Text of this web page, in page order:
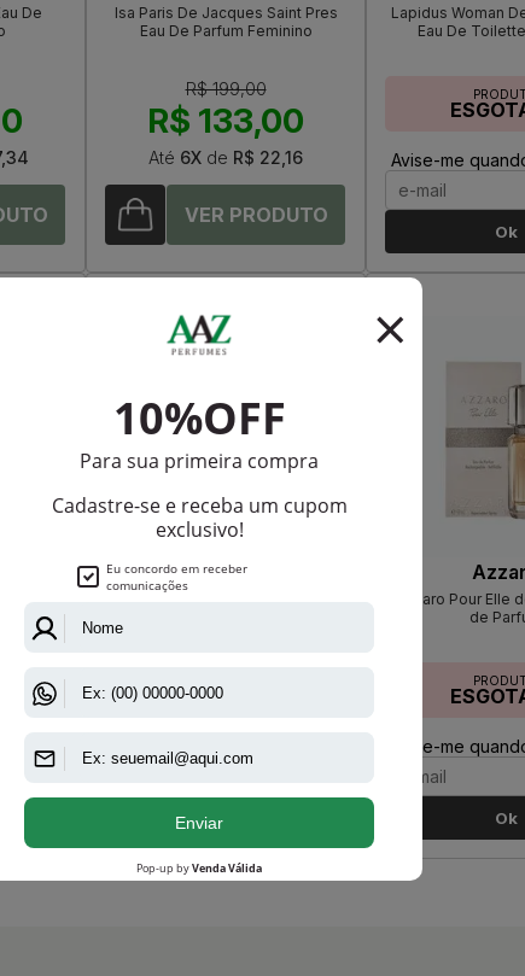
De
Isa Paris De Jacques Saint Pres
Eau De Parfum Feminino
R$ 199,00
R$ 133,00
Até 6X de R$ 22,16
Lapidus Woman
Eau De
Avise-me
Ok
Ellen Tracy
ESGOTADO
Avise-me quando disponível:
Ok
Azzaro Pour Elle
de
Avise-me
Ok